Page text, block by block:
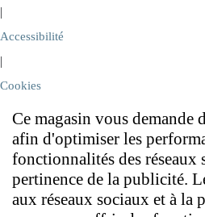
|
Accessibilité
|
Cookies
Ce magasin vous demande
afin d'optimiser les
fonctionnalités des réseaux
pertinence de la publicité.
aux réseaux sociaux et à la